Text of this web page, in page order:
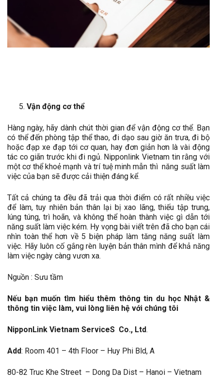
Vận động cơ thể
Hàng ngày, hãy dành chút thời gian để vận động cơ thể. Bạn
có thể đến phòng tập thể thao, đi dạo sau giờ ăn trưa, đi bộ
hoặc đạp xe đạp tới cơ quan, hay đơn giản hơn là vài động
tác co giãn trước khi đi ngủ. Nipponlink Vietnam tin rằng với
một cơ thể khoẻ mạnh và trí tuệ minh mẫn thì năng suất làm
việc của bạn sẽ được cải thiện đáng kể.
Tất cả chúng ta đều đã trải qua thời điểm có rất nhiều việc
để làm, tuy nhiên bản thân lại bị xao lãng, thiếu tập trung,
lúng túng, trì hoãn, và không thể hoàn thành việc gì dẫn tới
năng suất làm việc kém. Hy vọng bài viết trên đã cho bạn cái
nhìn toàn thể hơn về 5 biện pháp làm tăng năng suất làm
việc. Hãy luôn cố gắng rèn luyện bản thân mình để khả năng
làm việc ngày càng vươn xa.
Nguồn : Sưu tầm
Nếu bạn muốn tìm hiểu thêm thông tin du học Nhật &
thông tin việc làm, vui lòng liên hệ với chúng tôi
NipponLink Vietnam ServiceS Co., Ltd.
Add: Room 401 – 4th Floor – Huy Phi Bld, A
80-82 Truc Khe Street – Dong Da Dist – Hanoi – Vietnam